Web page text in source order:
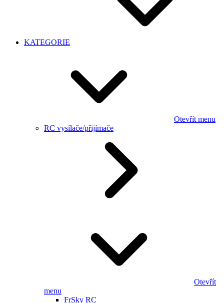
KATEGORIE
Otevřít menu
RC vysílače/přijímače
Otevřít
menu
FrSky RC